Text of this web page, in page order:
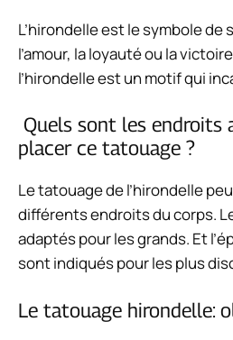
L’hirondelle est le symbole
l’amour, la loyauté ou la
l’hirondelle est un motif qui
Quels sont les endroits
placer ce tatouage ?
Le tatouage de l’hirondelle
différents endroits du corps.
adaptés pour les grands. Et
sont indiqués pour les plus
Le tatouage hirondelle: